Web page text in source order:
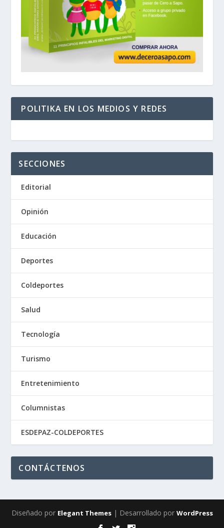
POLITIKA EN LOS MEDIOS Y REDES
SECCIONES
Editorial
Opinión
Educación
Deportes
Coldeportes
Salud
Tecnología
Turismo
Entretenimiento
Columnistas
ESDEPAZ-COLDEPORTES
CONTÁCTENOS
Diseñado por Elegant Themes| Desarrollado por WordPress